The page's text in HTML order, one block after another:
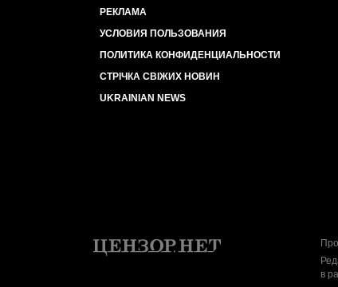
РЕКЛАМА
УСЛОВИЯ ПОЛЬЗОВАНИЯ
ПОЛИТИКА КОНФИДЕНЦИАЛЬНОСТИ
СТРІЧКА СВІЖИХ НОВИН
UKRAINIAN NEWS
в